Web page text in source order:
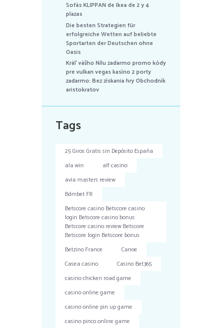
Sofás KLIPPAN de Ikea de 2 y 4
plazas
Die besten Strategien für
erfolgreiche Wetten auf beliebte
Sportarten der Deutschen ohne
Oasis
Kráľ vášho Nílu zadarmo promo kódy
pre vulkan vegas kasíno 2 porty
zadarmo: Bez získania hry Obchodník
aristokratov
Tags
25 Giros Gratis sin Depósito España
ala win
alf casino
avia masters review
Bdmbet FR
Betscore casino Betscore casino
login Betscore casino bonus
Betscore casino review Betscore
Betscore login Betscore bonus
Betzino France
Canoe
Casea casino
Casino Bet365
casino chicken road game
casino online game
casino online pin up game
casino pinco online game